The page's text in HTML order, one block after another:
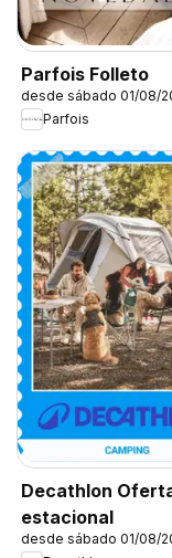
Parfois Folleto
desde sábado 01/08/
Parfois
Decathlon
estacional
desde sábado 01/08/